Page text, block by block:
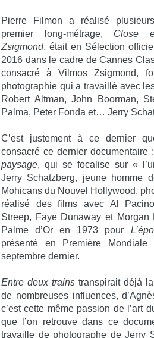
Pierre Filmon a réalisé
premier long-métrage, Close
Zsigmond, était en Sélection
2016 dans le cadre de Cannes
consacré à Vilmos Zsigmond,
photographie qui a travaillé avec
Robert Altman, John Boorman,
Palma, Peter Fonda et… Jerry
C’est justement à ce dernier
consacré ce dernier documentaire :
paysage, qui se focalise sur «
Jerry Schatzberg, jeune homme
Mohicans du Nouvel Hollywood,
réalisé des films avec Al
Streep, Faye Dunaway et
Palme d’Or en 1973 pour
présenté en Première
septembre dernier.
Entre deux trains transpirait déjà
de nombreuses influences,
c’est cette même passion de l’art
que l’on retrouve dans ce
travaille de photographe de Jerry